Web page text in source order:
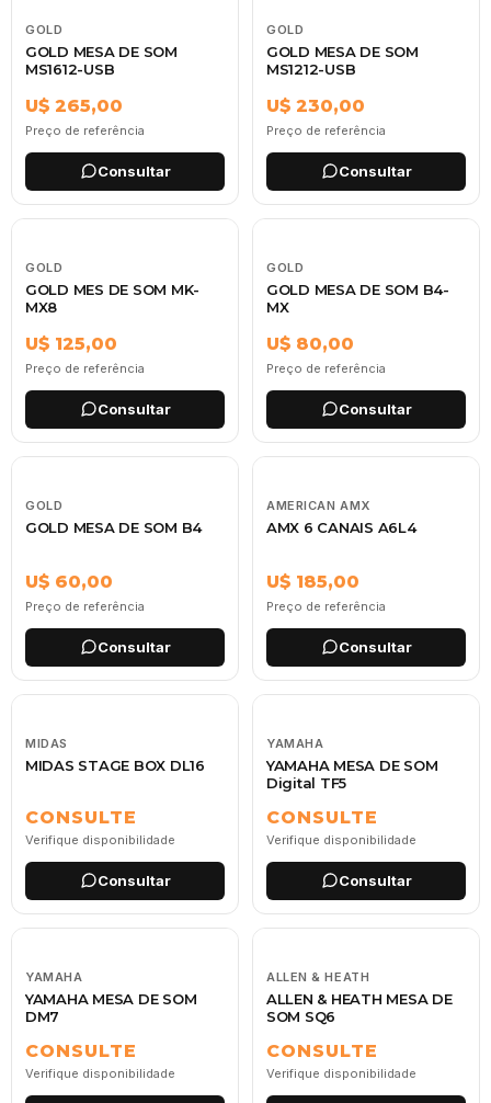
GOLD
GOLD MESA DE SOM
MS1612-USB
U$ 265,00
Preço de referência
Consultar
GOLD
GOLD MESA DE SOM
MS1212-USB
U$ 230,00
Preço de referência
Consultar
GOLD
GOLD MES DE SOM MK-
MX8
U$ 125,00
Preço de referência
Consultar
GOLD
GOLD MESA DE SOM B4-
MX
U$ 80,00
Preço de referência
Consultar
GOLD
GOLD MESA DE SOM B4
U$ 60,00
Preço de referência
Consultar
AMERICAN AMX
AMX 6 CANAIS A6L4
U$ 185,00
Preço de referência
Consultar
MIDAS
MIDAS STAGE BOX DL16
CONSULTE
Verifique disponibilidade
Consultar
YAMAHA
YAMAHA MESA DE SOM
Digital TF5
CONSULTE
Verifique disponibilidade
Consultar
YAMAHA
YAMAHA MESA DE SOM
DM7
CONSULTE
Verifique disponibilidade
ALLEN & HEATH
ALLEN & HEATH MESA DE
SOM SQ6
CONSULTE
Verifique disponibilidade